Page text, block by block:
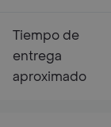
Tiempo de
entrega
aproximado